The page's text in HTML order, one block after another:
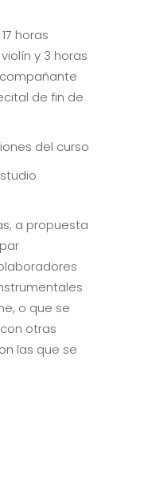
horas
y 3 horas
de fin de
del curso
a propuesta
o que se
otras
las que se